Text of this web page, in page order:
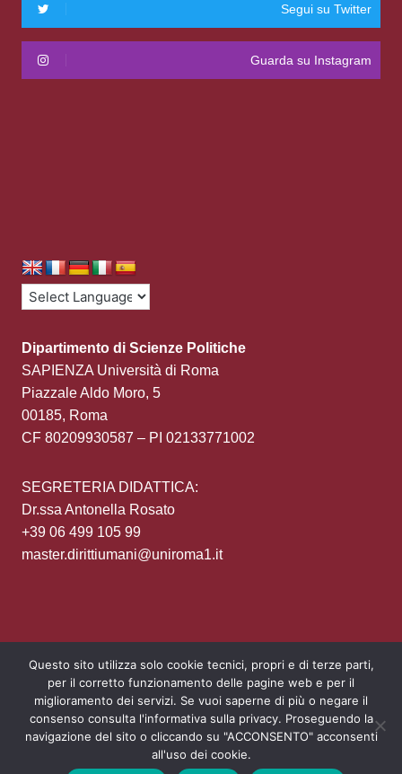
Segui su Twitter
Guarda su Instagram
Dipartimento di Scienze Politiche
SAPIENZA Università di Roma
Piazzale Aldo Moro, 5
00185, Roma
CF 80209930587 – PI 02133771002
SEGRETERIA DIDATTICA:
Dr.ssa Antonella Rosato
+39 06 499 105 99
master.dirittiumani@uniroma1.it
Area Riservata Privacy policy Login
Questo sito utilizza solo cookie tecnici, propri e di terze parti,
per il corretto funzionamento delle pagine web e per il
miglioramento dei servizi. Se vuoi saperne di più o negare il
consenso consulta l'informativa sulla privacy. Proseguendo la
navigazione del sito o cliccando su "ACCONSENTO" acconsenti
all'uso dei cookie.